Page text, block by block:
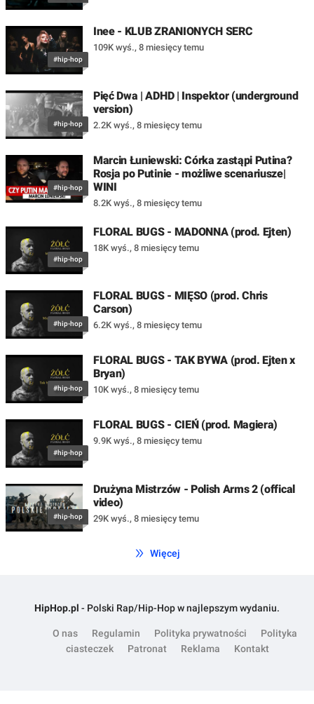
#hip-hop
Inee - KLUB ZRANIONYCH SERC
109K wyś., 8 miesięcy temu
#hip-hop
Pięć Dwa | ADHD | Inspektor (underground
version)
2.2K wyś., 8 miesięcy temu
#hip-hop
Marcin Łuniewski: Córka zastąpi Putina?
Rosja po Putinie - możliwe scenariusze|
WINI
8.2K wyś., 8 miesięcy temu
#hip-hop
FLORAL BUGS - MADONNA (prod. Ejten)
18K wyś., 8 miesięcy temu
#hip-hop
FLORAL BUGS - MIĘSO (prod. Chris
Carson)
6.2K wyś., 8 miesięcy temu
#hip-hop
FLORAL BUGS - TAK BYWA (prod. Ejten x
Bryan)
10K wyś., 8 miesięcy temu
#hip-hop
FLORAL BUGS - CIEŃ (prod. Magiera)
9.9K wyś., 8 miesięcy temu
#hip-hop
Drużyna Mistrzów - Polish Arms 2 (offical
video)
29K wyś., 8 miesięcy temu
Więcej
HipHop.pl - Polski Rap/Hip-Hop w najlepszym wydaniu.
O nas Regulamin Polityka prywatności
Polityka
ciasteczek
Patronat Reklama Kontakt